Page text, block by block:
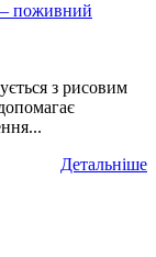
поживний
з рисовим
Детальніше